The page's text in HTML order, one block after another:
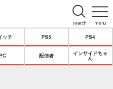
menu
search
ッチ PS5 PS4
PC 配信者
インサイドちゃ
ん